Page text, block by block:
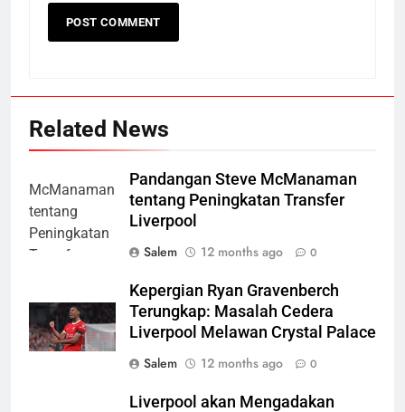
Related News
Pandangan Steve McManaman
tentang Peningkatan Transfer
Liverpool
Salem
12 months ago 0
Kepergian Ryan Gravenberch
Terungkap: Masalah Cedera
Liverpool Melawan Crystal Palace
Salem
12 months ago 0
Liverpool akan Mengadakan